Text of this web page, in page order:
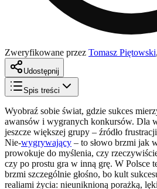
Zweryfikowane przez Tomasz Piętowski,
Udostępnij
Spis treści
Wyobraź sobie świat, gdzie sukces
awansów i wygranych konkursów. Dla
jeszcze większej grupy – źródło
Nie-wygrywający – to słowo brzmi jak
prowokuje do myślenia, czy
czy po prostu gra w inną grę. W Polsce
brzmi szczególnie głośno, bo kult
realiami życia: nieuniknioną porażką,